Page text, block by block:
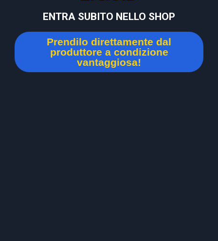
ENTRA SUBITO NELLO SHOP
Prendilo direttamente dal
produttore a condizione
vantaggiosa!